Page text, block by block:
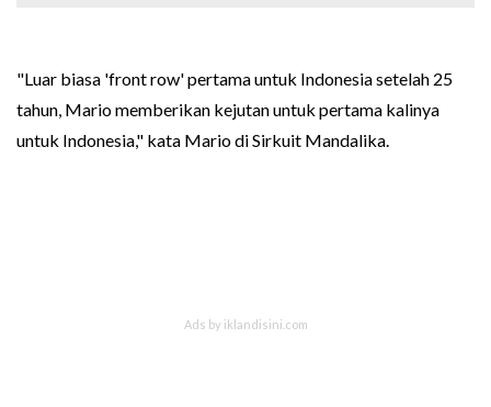
"Luar biasa 'front row' pertama untuk Indonesia setelah 25
tahun, Mario memberikan kejutan untuk pertama kalinya
untuk Indonesia," kata Mario di Sirkuit Mandalika.